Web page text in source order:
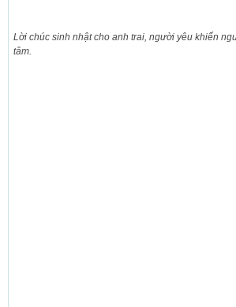
Lời chúc sinh nhật cho anh trai, người yêu khiến
tâm.